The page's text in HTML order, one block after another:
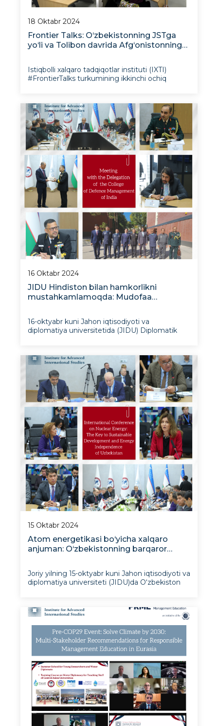
18 Oktabr 2024
Frontier Talks: O‘zbekistonning JSTga
yo‘li va Tolibon davrida Afg‘onistonning
Istiqbolli xalqaro tadqiqotlar instituti (IXTI)
#FrontierTalks turkumining ikkinchi ochiq
ma’ruza qildi. Tadbirda IXTI va Diplomatik
akademiya rahbariyati, Jahon iqtiso
16 Oktabr 2024
JIDU Hindiston bilan hamkorlikni
mustahkamlamoqda: Mudofaa
uchrashuv
16-oktyabr kuni Jahon iqtisodiyoti va
diplomatiya universitetida (JIDU) Diplomatik
Hindistonning Mudofaa boshqaruvi kolleji
(College of Defence Management,
15 Oktabr 2024
Atom energetikasi bo‘yicha xalqaro
anjuman: O‘zbekistonning barqaror
kaliti
Joriy yilning 15-oktyabr kuni Jahon iqtisodiyoti va
diplomatiya universiteti (JIDU)da O‘zbekiston
xalqaro anjuman bo‘lib o‘tdi. Tadbirni Istiqbolli
xalqaro tadqiqotlar instituti (IXTI)